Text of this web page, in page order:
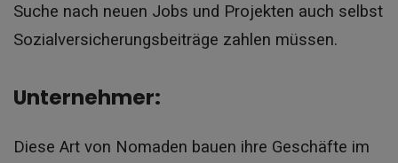
Suche nach neuen Jobs und Projekten auch selbst
Sozialversicherungsbeiträge zahlen müssen.
Unternehmer:
Diese Art von Nomaden bauen ihre Geschäfte im